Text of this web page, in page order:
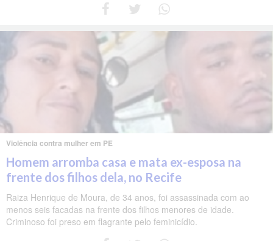
Violência contra mulher em PE
Homem arromba casa e mata ex-esposa na
frente dos filhos dela, no Recife
Raiza Henrique de Moura, de 34 anos, foi assassinada com ao
menos seis facadas na frente dos filhos menores de idade.
Criminoso foi preso em flagrante pelo feminicídio.